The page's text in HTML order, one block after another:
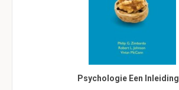
Psychologie Een Inleiding